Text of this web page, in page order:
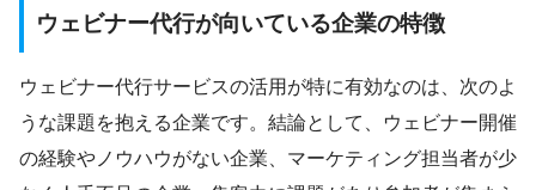
ウェビナー代行が向いている企業の特徴
ウェビナー代行サービスの活用が特に有効なのは、次のよ
うな課題を抱える企業です。結論として、ウェビナー開催
の経験やノウハウがない企業、マーケティング担当者が少